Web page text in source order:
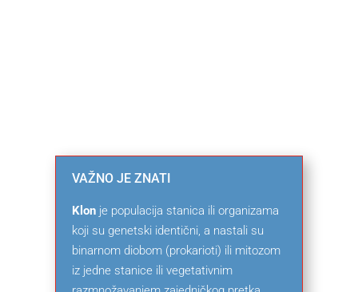
VAŽNO JE ZNATI
Klonje populacija stanica ili organizama
koji su genetski identični, a nastali su
binarnom diobom (prokarioti) ili mitozom
iz jedne stanice ili vegetativnim